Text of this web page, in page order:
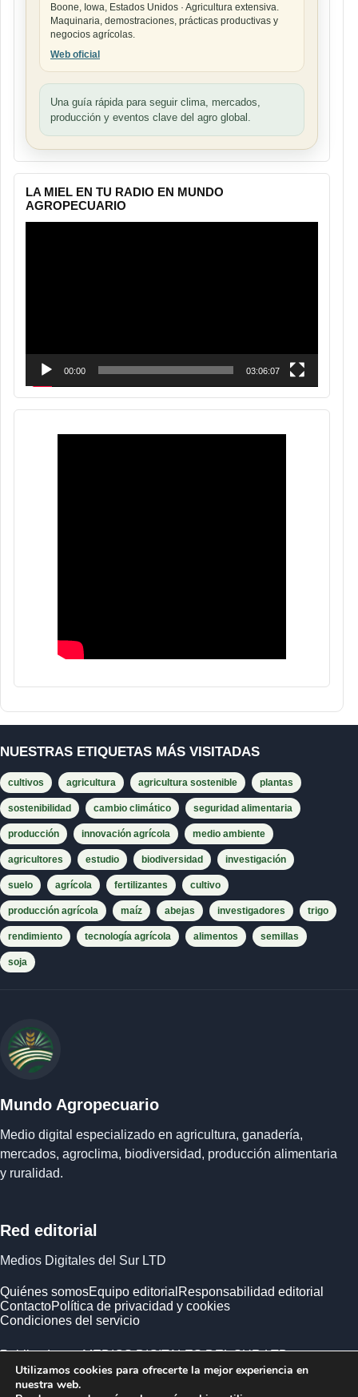
Boone, Iowa, Estados Unidos · Agricultura extensiva.
Maquinaria, demostraciones, prácticas productivas y
negocios agrícolas.
Web oficial
Una guía rápida para seguir clima, mercados,
producción y eventos clave del agro global.
LA MIEL EN TU RADIO EN MUNDO
AGROPECUARIO
00:00 03:06:07
NUESTRAS ETIQUETAS MÁS VISITADAS
cultivos agricultura agricultura sostenible plantas
sostenibilidad cambio climático seguridad alimentaria
producción innovación agrícola medio ambiente
agricultores estudio biodiversidad investigación
suelo agrícola fertilizantes cultivo
producción agrícola maíz abejas investigadores trigo
rendimiento tecnología agrícola alimentos semillas
soja
Mundo Agropecuario
Medio digital especializado en agricultura, ganadería,
mercados, agroclima, biodiversidad, producción alimentaria
y ruralidad.
Red editorial
Medios Digitales del Sur LTD
Quiénes somosEquipo editorial Responsabilidad editorial
ContactoPolítica de privacidad y cookies
Condiciones del servicio
Publicado por MEDIOS DIGITALES DEL SUR LTD ·
Empresa registrada en Inglaterra y Gales.
Utilizamos cookies para ofrecerte la mejor experiencia en
nuestra web.